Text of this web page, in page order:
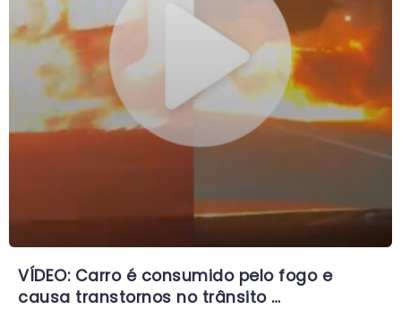
VÍDEO: Carro é consumido pelo fogo e
causa transtornos no trânsito …